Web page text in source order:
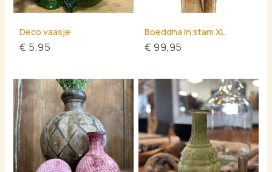
Deco vaasje
€ 5,95
Boeddha in stam XL
€ 99,95